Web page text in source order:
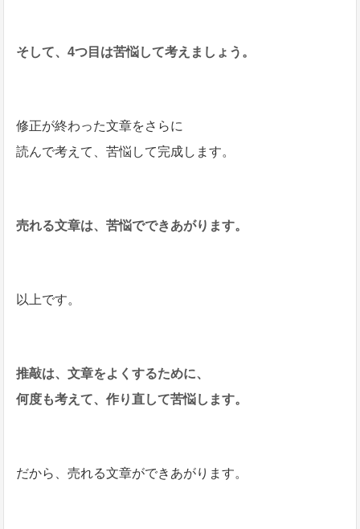
そして、4つ目は苦悩して考えましょう。
修正が終わった文章をさらに
読んで考えて、苦悩して完成します。
売れる文章は、苦悩でできあがります。
以上です。
推敲は、文章をよくするために、
何度も考えて、作り直して苦悩します。
だから、売れる文章ができあがります。